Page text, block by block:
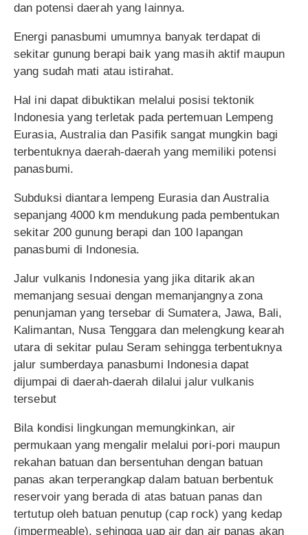
dan potensi daerah yang lainnya.
Energi panasbumi umumnya banyak terdapat di
sekitar gunung berapi baik yang masih aktif maupun
yang sudah mati atau istirahat.
Hal ini dapat dibuktikan melalui posisi tektonik
Indonesia yang terletak pada pertemuan Lempeng
Eurasia, Australia dan Pasifik sangat mungkin bagi
terbentuknya daerah-daerah yang memiliki potensi
panasbumi.
Subduksi diantara lempeng Eurasia dan Australia
sepanjang 4000 km mendukung pada pembentukan
sekitar 200 gunung berapi dan 100 lapangan
panasbumi di Indonesia.
Jalur vulkanis Indonesia yang jika ditarik akan
memanjang sesuai dengan memanjangnya zona
penunjaman yang tersebar di Sumatera, Jawa, Bali,
Kalimantan, Nusa Tenggara dan melengkung kearah
utara di sekitar pulau Seram sehingga terbentuknya
jalur sumberdaya panasbumi Indonesia dapat
dijumpai di daerah-daerah dilalui jalur vulkanis
tersebut
Bila kondisi lingkungan memungkinkan, air
permukaan yang mengalir melalui pori-pori maupun
rekahan batuan dan bersentuhan dengan batuan
panas akan terperangkap dalam batuan berbentuk
reservoir yang berada di atas batuan panas dan
tertutup oleh batuan penutup (cap rock) yang kedap
(impermeable), sehingga uap air dan air panas akan